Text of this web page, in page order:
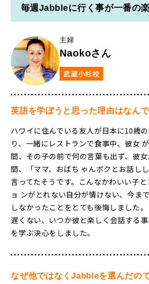
毎週Jabbleに行く事が一番の
主婦
Naokoさん
武蔵小杉校
英語を学ぼうと思った理由はなん
ハワイに住んでいる友人が日本に10歳
り、一緒にレストランで食事中、彼女
間、その子の前で何の言葉も出ず、彼
間、「ママ、おばち ゃんボクとお話し
言ってたそうです。こんなかわいい子
ョ ンがとれない自分が情けない、今ま
しなかったことをとても後悔しました
遅くない、いつか彼と楽しく会話する
を学ぶ決心をしました。
なぜ他ではなくJabbleを選んだの